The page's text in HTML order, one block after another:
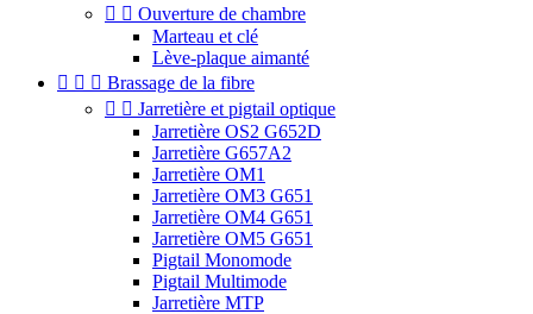
  Ouverture de chambre
Marteau et clé
Lève-plaque aimanté
   Brassage de la fibre
  Jarretière et pigtail optique
Jarretière OS2 G652D
Jarretière G657A2
Jarretière OM1
Jarretière OM3 G651
Jarretière OM4 G651
Jarretière OM5 G651
Pigtail Monomode
Pigtail Multimode
Jarretière MTP